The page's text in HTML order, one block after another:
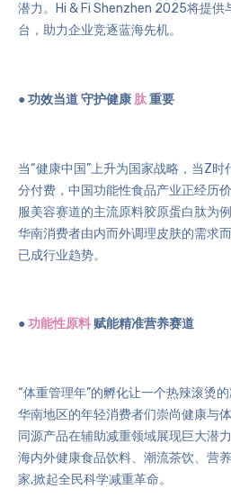
潜力。Hi & Fi Shenzhen 2025将提供
台，助力企业竞逐蓝海先机。
● 功效当道 守护健康 肽重要
当“健康中国”上升为国家战略，当Z
分付费，中国功能性食品产业正经历
服美容赛道的主流原料胶原蛋白肽为
华南消费者由内而外调理皮肤的需求
已成行业趋势。
●功能性原料赋能精准营养赛道
“体重管理年”的孵化让一个热辣滚烫
华南地区的年轻消费者们崇尚健康与
同源产品在辅助减重领域展现巨大潜
海内外健康食品饮料、潮流茶饮、营
家,掀起全民科学减重革命。